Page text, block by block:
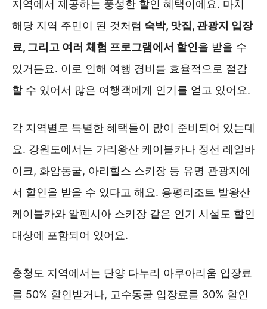
지역에서 제공하는 풍성한 할인 혜택이에요. 마치
해당 지역 주민이 된 것처럼 숙박, 맛집, 관광지 입장
료, 그리고 여러 체험 프로그램에서 할인을 받을 수
있거든요. 이로 인해 여행 경비를 효율적으로 절감
할 수 있어서 많은 여행객에게 인기를 얻고 있어요.
각 지역별로 특별한 혜택들이 많이 준비되어 있는데
요. 강원도에서는 가리왕산 케이블카나 정선 레일바
이크, 화암동굴, 아리힐스 스키장 등 유명 관광지에
서 할인을 받을 수 있다고 해요. 용평리조트 발왕산
케이블카와 알펜시아 스키장 같은 인기 시설도 할인
대상에 포함되어 있어요.
충청도 지역에서는 단양 다누리 아쿠아리움 입장료
를 50% 할인받거나, 고수동굴 입장료를 30% 할인